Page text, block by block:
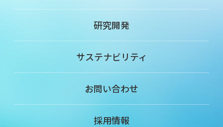
研究開発
サステナビリティ
お問い合わせ
採用情報